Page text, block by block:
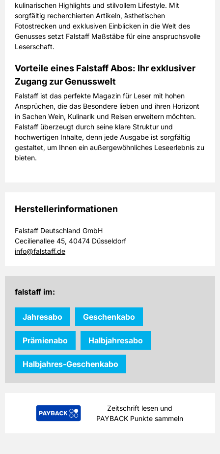
kulinarischen Highlights und stilvollem Lifestyle. Mit
sorgfältig recherchierten Artikeln, ästhetischen
Fotostrecken und exklusiven Einblicken in die Welt des
Genusses setzt Falstaff Maßstäbe für eine anspruchsvolle
Leserschaft.
Vorteile eines Falstaff Abos: Ihr exklusiver
Zugang zur Genusswelt
Falstaff ist das perfekte Magazin für Leser mit hohen
Ansprüchen, die das Besondere lieben und ihren Horizont
in Sachen Wein, Kulinarik und Reisen erweitern möchten.
Falstaff überzeugt durch seine klare Struktur und
hochwertigen Inhalte, denn jede Ausgabe ist sorgfältig
gestaltet, um Ihnen ein außergewöhnliches Leseerlebnis zu
bieten.
Herstellerinformationen
Falstaff Deutschland GmbH
Cecilienallee 45, 40474 Düsseldorf
info@falstaff.de
falstaff im:
Jahresabo Geschenkabo
Prämienabo Halbjahresabo
Halbjahres-Geschenkabo
Zeitschrift lesen und
PAYBACK Punkte sammeln